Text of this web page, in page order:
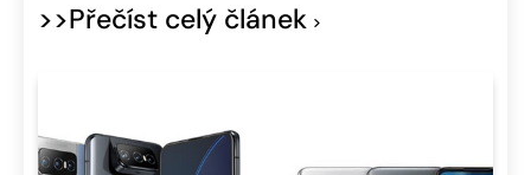
>>Přečíst celý článek